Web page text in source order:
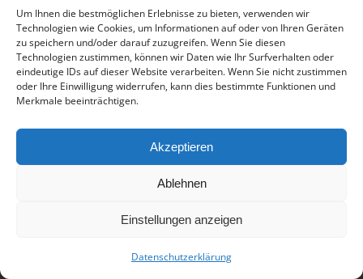
Um Ihnen die bestmöglichen Erlebnisse zu bieten, verwenden wir
Technologien wie Cookies, um Informationen auf oder von Ihren Geräten
zu speichern und/oder darauf zuzugreifen. Wenn Sie diesen
Technologien zustimmen, können wir Daten wie Ihr Surfverhalten oder
eindeutige IDs auf dieser Website verarbeiten. Wenn Sie nicht zustimmen
oder Ihre Einwilligung widerrufen, kann dies bestimmte Funktionen und
Merkmale beeinträchtigen.
Akzeptieren
Ablehnen
Einstellungen anzeigen
Datenschutzerklärung
© 2017 - Deutsch-Französisches Internat Freiburg - Realisiert von
Datenschutzerklärung